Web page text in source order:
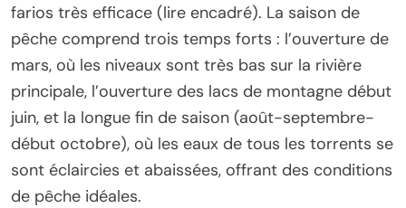
farios très efficace (lire encadré). La saison de
pêche comprend trois temps forts : l’ouverture de
mars, où les niveaux sont très bas sur la rivière
principale, l’ouverture des lacs de montagne début
juin, et la longue fin de saison (août-septembre-
début octobre), où les eaux de tous les torrents se
sont éclaircies et abaissées, offrant des conditions
de pêche idéales.